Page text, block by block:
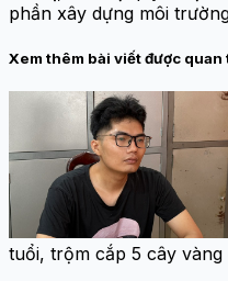
phần xây dựng môi
Xem thêm bài viết được quan
tuổi, trộm cắp 5 cây vàng